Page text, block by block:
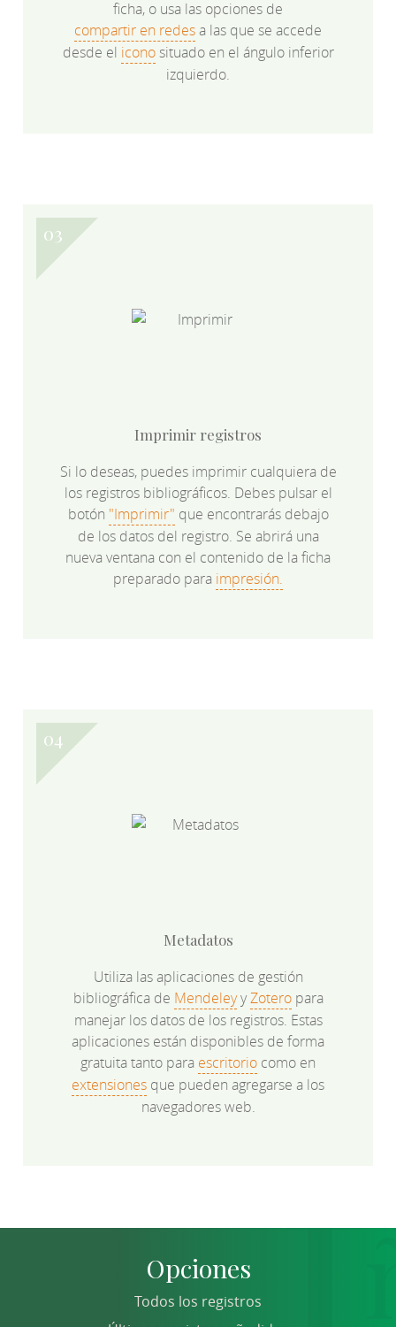
ficha, o usa las opciones de
compartir en redesa las que se accede
desde el iconosituado en el ángulo inferior
izquierdo.
Imprimir registros
Si lo deseas, puedes imprimir cualquiera de
los registros bibliográficos. Debes pulsar el
botón "Imprimir" que encontrarás debajo
de los datos del registro. Se abrirá una
nueva ventana con el contenido de la ficha
preparado para impresión.
Metadatos
Utiliza las aplicaciones de gestión
bibliográfica de MendeleyyZoteropara
manejar los datos de los registros. Estas
aplicaciones están disponibles de forma
gratuita tanto para escritorio como en
extensiones que pueden agregarse a los
navegadores web.
Opciones
Todos los registros